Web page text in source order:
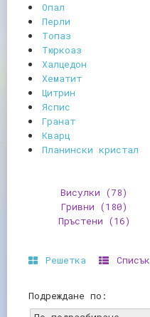
Опал
Перли
Топаз
Тюркоаз
Халцедон
Хематит
Цитрин
Яспис
Гранат
Кварц
Планински кристал
Висулки (78)
Гривни (180)
Пръстени (16)
Решетка Списък
Подреждане по: